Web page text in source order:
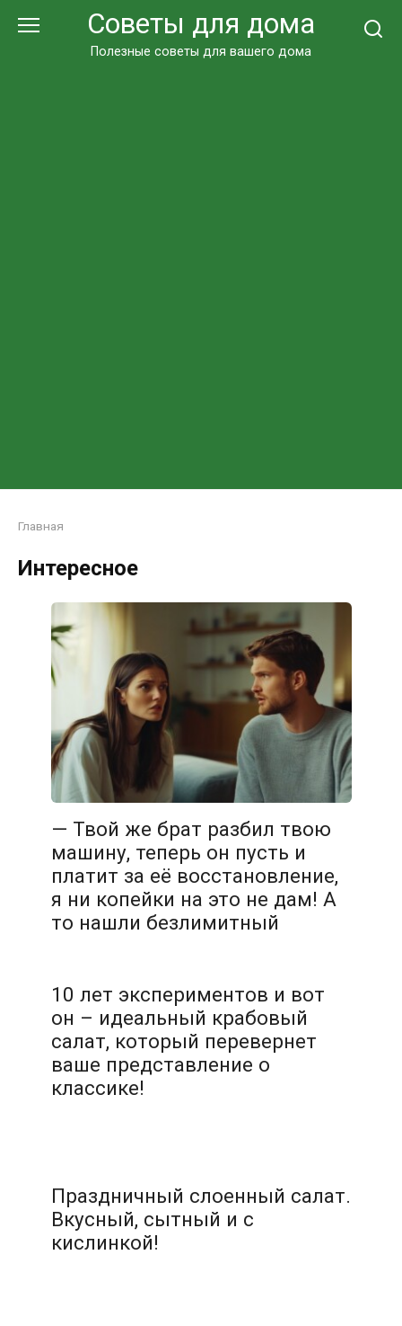
Советы для дома
Полезные советы для вашего дома
Главная
Интересное
— Твой же брат разбил твою
машину, теперь он пусть и
платит за её восстановление,
я ни копейки на это не дам! А
то нашли безлимитный
10 лет экспериментов и вот
он – идеальный крабовый
салат, который перевернет
ваше представление о
классике!
Праздничный слоенный салат.
Вкусный, сытный и с
кислинкой!